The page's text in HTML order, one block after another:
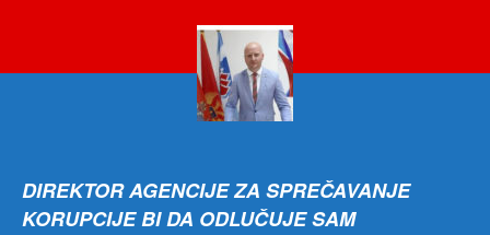
DIREKTOR AGENCIJE ZA SPREČAVANJE
KORUPCIJE BI DA ODLUČUJE SAM